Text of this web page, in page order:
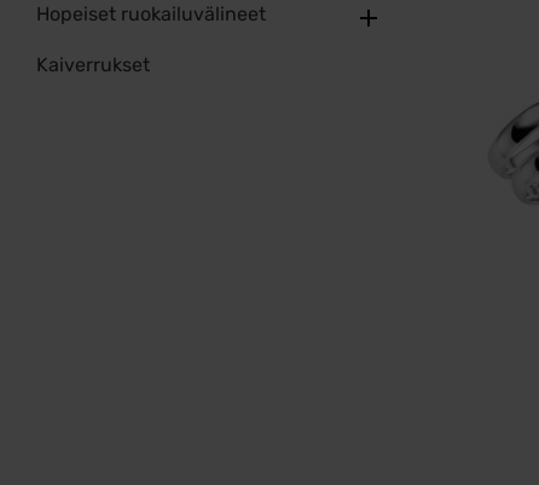
Hopeiset ruokailuvälineet
Kaiverrukset